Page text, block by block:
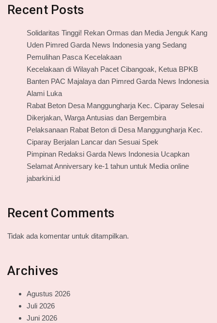
Recent Posts
Solidaritas Tinggi! Rekan Ormas dan Media Jenguk Kang
Uden Pimred Garda News Indonesia yang Sedang
Pemulihan Pasca Kecelakaan
Kecelakaan di Wilayah Pacet Cibangoak, Ketua BPKB
Banten PAC Majalaya dan Pimred Garda News Indonesia
Alami Luka
Rabat Beton Desa Manggungharja Kec. Ciparay Selesai
Dikerjakan, Warga Antusias dan Bergembira
Pelaksanaan Rabat Beton di Desa Manggungharja Kec.
Ciparay Berjalan Lancar dan Sesuai Spek
Pimpinan Redaksi Garda News Indonesia Ucapkan
Selamat Anniversary ke-1 tahun untuk Media online
jabarkini.id
Recent Comments
Tidak ada komentar untuk ditampilkan.
Archives
Agustus 2026
Juli 2026
Juni 2026